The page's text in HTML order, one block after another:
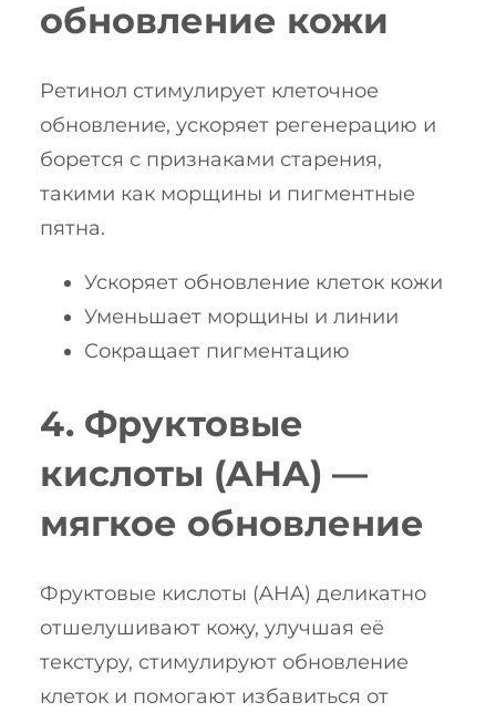
обновление кожи
Ретинол стимулирует клеточное
обновление, ускоряет регенерацию и
борется с признаками старения,
такими как морщины и пигментные
пятна.
Ускоряет обновление клеток кожи
Уменьшает морщины и линии
Сокращает пигментацию
4. Фруктовые
кислоты (AHA) —
мягкое обновление
Фруктовые кислоты (AHA) деликатно
отшелушивают кожу, улучшая её
текстуру, стимулируют обновление
клеток и помогают избавиться от